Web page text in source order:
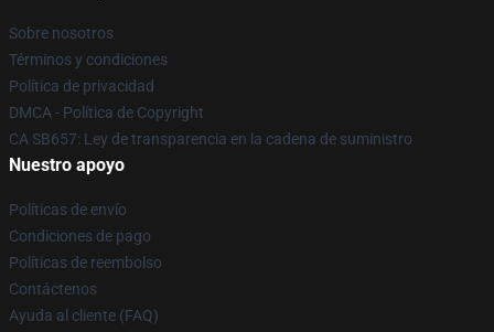
Sobre nosotros
Términos y condiciones
Política de privacidad
DMCA - Política de Copyright
CA SB657: Ley de transparencia en la cadena de suministro
Nuestro apoyo
Políticas de envío
Condiciones de pago
Políticas de reembolso
Contáctenos
Ayuda al cliente (FAQ)